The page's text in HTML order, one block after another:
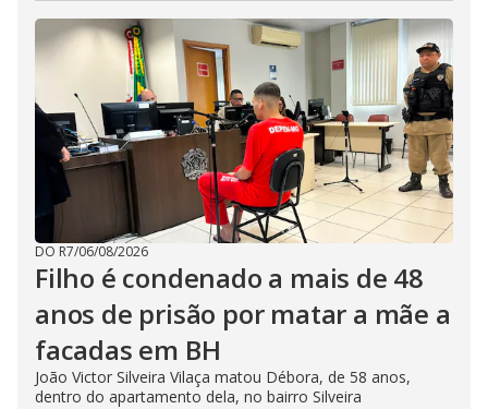
DO R7/06/08/2026
Filho é condenado a mais de 48
anos de prisão por matar a mãe a
facadas em BH
João Victor Silveira Vilaça matou Débora, de 58 anos,
dentro do apartamento dela, no bairro Silveira